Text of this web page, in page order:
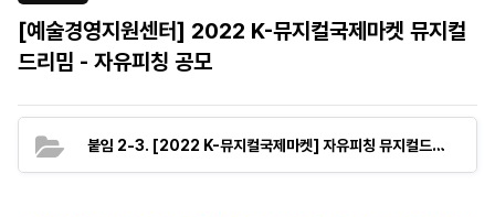
[예술경영지원센터] 2022 K-뮤지컬국제마켓 뮤지컬
드리밈 - 자유피칭 공모
붙임 2-3. [2022 K-뮤지컬국제마켓] 자유피칭 뮤지컬드리밈 공모신청서.hwp